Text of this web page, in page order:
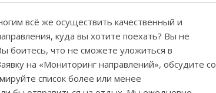
всё же осуществить качественный и
куда вы хотите поехать? Вы не
боитесь, что не сможете уложиться в
на «Мониторинг направлений», обсудите со
список более или менее